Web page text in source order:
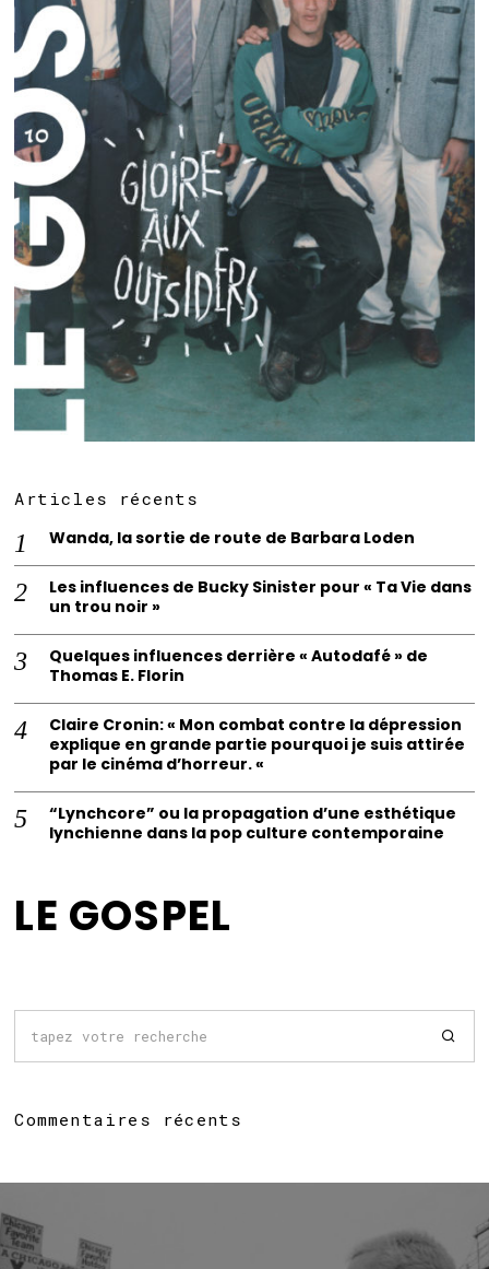
Articles récents
Wanda, la sortie de route de Barbara Loden
Les influences de Bucky Sinister pour « Ta Vie dans
un trou noir »
Quelques influences derrière « Autodafé » de
Thomas E. Florin
Claire Cronin: « Mon combat contre la dépression
explique en grande partie pourquoi je suis attirée
par le cinéma d’horreur. «
“Lynchcore” ou la propagation d’une esthétique
lynchienne dans la pop culture contemporaine
LE GOSPEL
Commentaires récents